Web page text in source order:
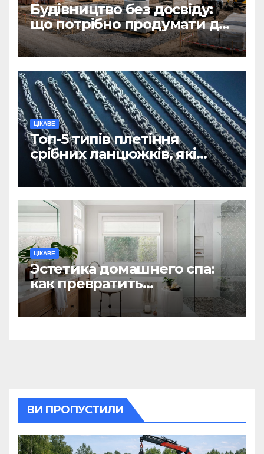
Будівництво без досвіду:
що потрібно продумати до
першої доставки на
ділянку
ЦІКАВЕ
Топ-5 типів плетіння
срібних ланцюжків, які
вважаються
найнадійнішими
ЦІКАВЕ
Эстетика домашнего спа:
как превратить
ежедневную гигиену в
восстанавливающий
ВИ ПРОПУСТИЛИ